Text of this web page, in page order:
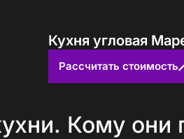
Кухня угловая
Рассчитать стоимость
Кому они